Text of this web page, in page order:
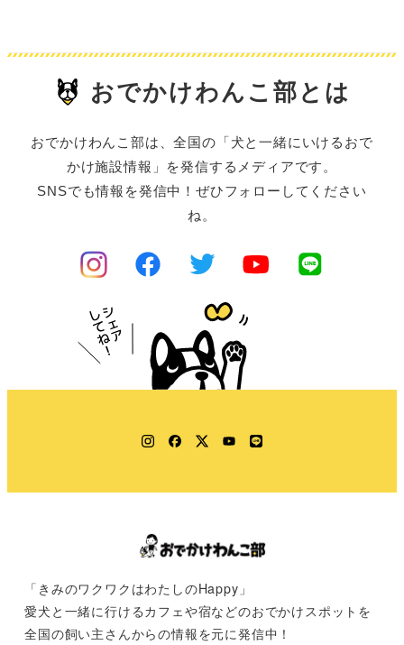
おでかけわんこ部とは
おでかけわんこ部は、全国の「犬と一緒にいけるおで
かけ施設情報」を発信するメディアです。
SNSでも情報を発信中！ぜひフォローしてください
ね。
Instagram
Facebook
TwitterYouTube
LINE
「きみのワクワクはわたしのHappy」
愛犬と一緒に行けるカフェや宿などのおでかけスポットを
全国の飼い主さんからの情報を元に発信中！